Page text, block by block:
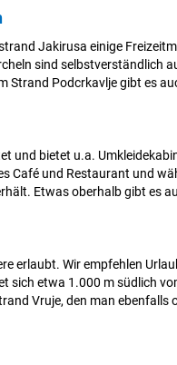
Jakirusa einige
sind selbstverständlich
Strand Podcrkavlje gibt es
und bietet u.a.
Café und Restaurant und
Etwas oberhalb gibt es
erlaubt. Wir empfehlen
sich etwa 1.000 m südlich
Vruje, den man